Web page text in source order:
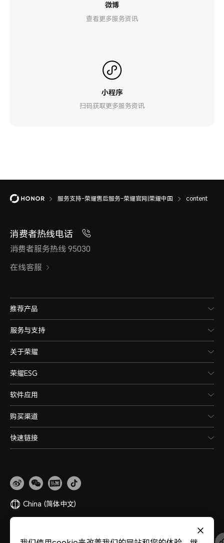
微博
查看更多服务资讯
小程序
扫码获取更多服务资讯
服务支持-荣耀售后服务-荣耀官网|荣耀中国 content
消费者热线电话
消费者服务热线 95030
在线客服
推荐产品
服务与支持
关于荣耀
荣耀ESG
软件应用
购买渠道
快速链接
China (简体中文)